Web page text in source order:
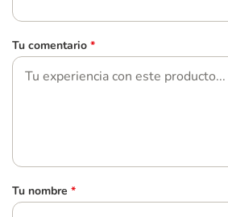
Tu comentario *
Tu nombre *